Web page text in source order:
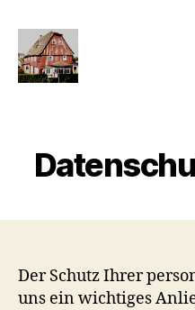
Umgebindehauses
Der Schutz Ihrer
uns ein wichtiges